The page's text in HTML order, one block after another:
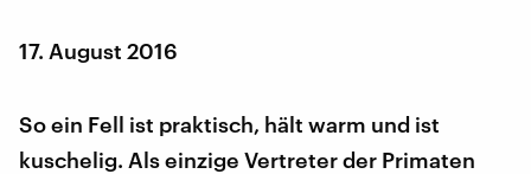
17. August 2016
So ein Fell ist praktisch, hält warm und ist
kuschelig. Als einzige Vertreter der Primaten